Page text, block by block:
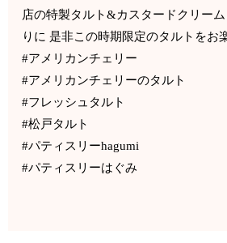
店の特製タルト&カスタードクリー
りに 是非この時期限定のタルトをお
#アメリカンチェリー
#アメリカンチェリーのタルト
#フレッシュタルト
#松戸タルト
#パティスリーhagumi
#パティスリーはぐみ